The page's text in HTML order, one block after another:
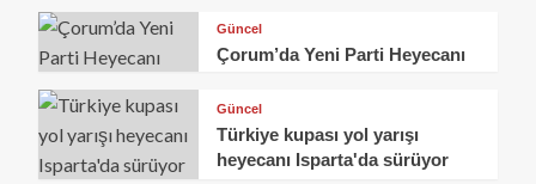
Güncel
Çorum’da Yeni Parti Heyecanı
Güncel
Türkiye kupası yol yarışı
heyecanı Isparta'da sürüyor